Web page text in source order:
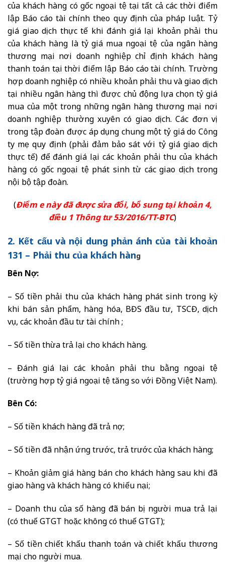
của khách hàng có gốc ngoại tệ tại tất cả các thời điểm
lập Báo cáo tài chính theo quy định của pháp luật. Tỷ
giá giao dịch thực tế khi đánh giá lại khoản phải thu
của khách hàng là tỷ giá mua ngoại tệ của ngân hàng
thương mại nơi doanh nghiệp chỉ định khách hàng
thanh toán tại thời điểm lập Báo cáo tài chính. Trường
hợp doanh nghiệp có nhiều khoản phải thu và giao dịch
tại nhiều ngân hàng thì được chủ động lựa chọn tỷ giá
mua của một trong những ngân hàng thương mại nơi
doanh nghiệp thường xuyên có giao dịch. Các đơn vị
trong tập đoàn được áp dụng chung một tỷ giá do Công
ty mẹ quy định (phải đảm bảo sát với tỷ giá giao dịch
thực tế) để đánh giá lại các khoản phải thu của khách
hàng có gốc ngoại tệ phát sinh từ các giao dịch trong
nội bộ tập đoàn.
(Điểm e này đã được sửa đổi, bổ sung tại khoản 4,
điều 1 Thông tư 53/2016/TT-BTC)
2. Kết cấu và nội dung phản ánh của tài khoản
131 – Phải thu của khách hàng
Bên Nợ:
– Số tiền phải thu của khách hàng phát sinh trong kỳ
khi bán sản phẩm, hàng hóa, BĐS đầu tư, TSCĐ, dịch
vụ, các khoản đầu tư tài chính ;
– Số tiền thừa trả lại cho khách hàng.
– Đánh giá lại các khoản phải thu bằng ngoại tệ
(trường hợp tỷ giá ngoại tệ tăng so với Đồng Việt Nam).
Bên Có:
– Số tiền khách hàng đã trả nợ;
– Số tiền đã nhận ứng trước, trả trước của khách hàng;
– Khoản giảm giá hàng bán cho khách hàng sau khi đã
giao hàng và khách hàng có khiếu nại;
– Doanh thu của số hàng đã bán bị người mua trả lại
(có thuế GTGT hoặc không có thuế GTGT);
– Số tiền chiết khấu thanh toán và chiết khấu thương
mại cho người mua.